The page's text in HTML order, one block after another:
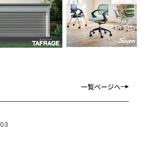
一覧ページへ